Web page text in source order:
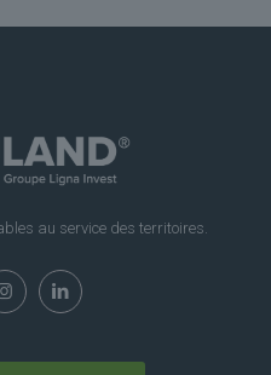
au service des territoires.